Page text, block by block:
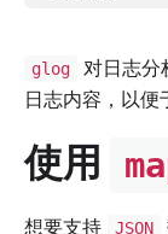
glog 对日志分
日志内容，以便
使用
想要支持 JSON